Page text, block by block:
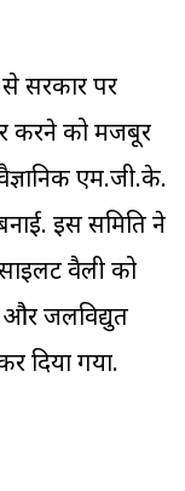
सरकार पर
करने को मजबूर
एम.जी.के.
इस समिति ने
वैली को
और जलविद्युत
दिया गया.